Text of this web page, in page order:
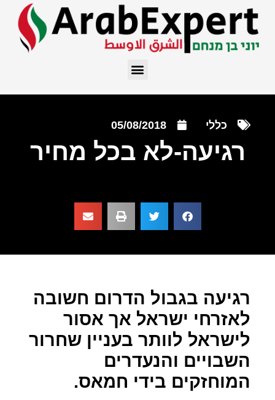
כללי 05/08/2018
רגיעה-לא בכל מחיר
רגיעה בגבול הדרום חשובה
לאזרחי ישראל אך אסור
לישראל לוותר בעניין שחרור
השבויים והנעדרים
המוחזקים בידי חמאס.